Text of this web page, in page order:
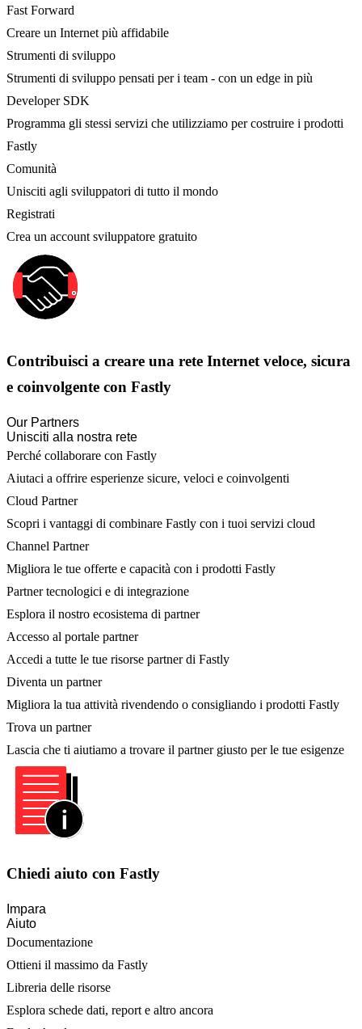
Fast Forward
Creare un Internet più affidabile
Strumenti di sviluppo
Strumenti di sviluppo pensati per i team - con un edge in più
Developer SDK
Programma gli stessi servizi che utilizziamo per costruire i prodotti
Fastly
Comunità
Unisciti agli sviluppatori di tutto il mondo
Registrati
Crea un account sviluppatore gratuito
Contribuisci a creare una rete Internet veloce, sicura
e coinvolgente con Fastly
Our Partners
Unisciti alla nostra rete
Perché collaborare con Fastly
Aiutaci a offrire esperienze sicure, veloci e coinvolgenti
Cloud Partner
Scopri i vantaggi di combinare Fastly con i tuoi servizi cloud
Channel Partner
Migliora le tue offerte e capacità con i prodotti Fastly
Partner tecnologici e di integrazione
Esplora il nostro ecosistema di partner
Accesso al portale partner
Accedi a tutte le tue risorse partner di Fastly
Diventa un partner
Migliora la tua attività rivendendo o consigliando i prodotti Fastly
Trova un partner
Lascia che ti aiutiamo a trovare il partner giusto per le tue esigenze
Chiedi aiuto con Fastly
Impara
Aiuto
Documentazione
Ottieni il massimo da Fastly
Libreria delle risorse
Esplora schede dati, report e altro ancora